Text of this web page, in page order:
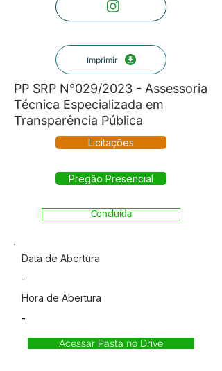
Imprimir
PP SRP N°029/2023 - Assessoria
Técnica Especializada em
Transparência Pública
Licitações
Pregão Presencial
Concluída
Data de Abertura
-
Hora de Abertura
-
Acessar Pasta no Drive